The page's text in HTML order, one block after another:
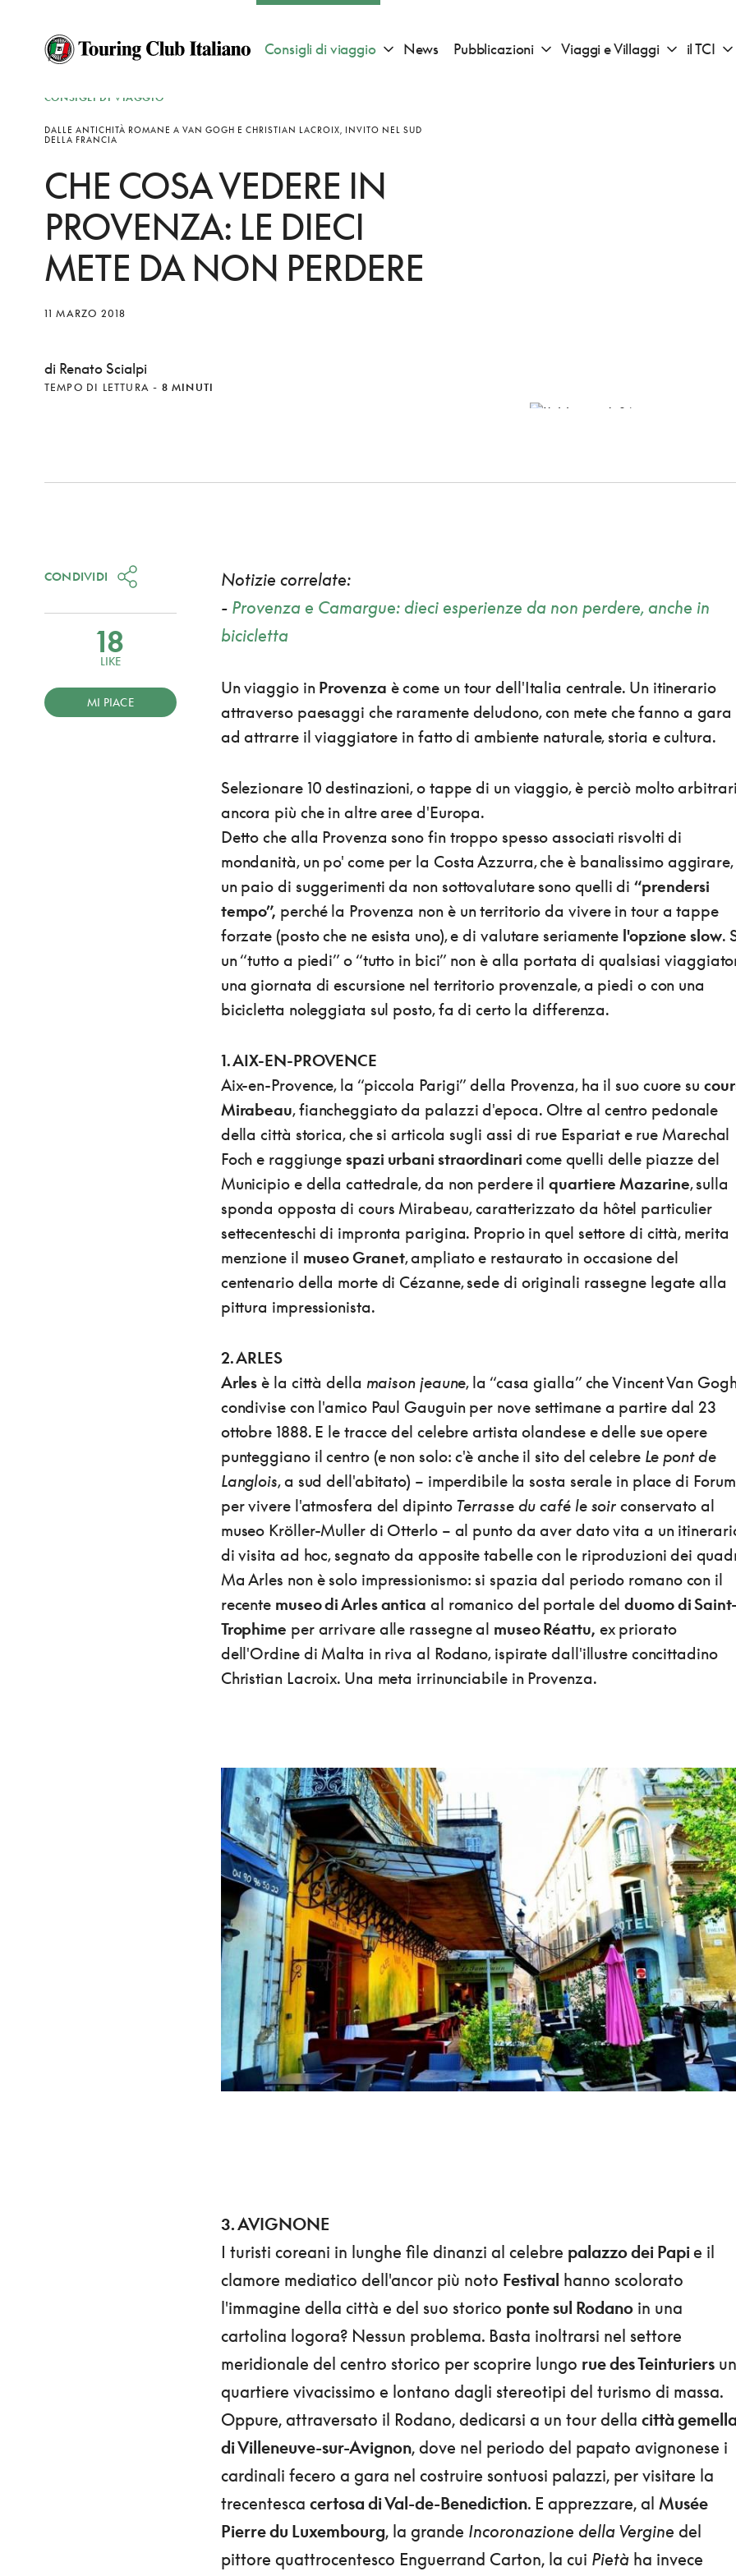
Consigli di viaggio Apri sotto menu "Consigli di viaggio"
News Pubblicazioni Apri sotto menu "Pubblicazioni"
Viaggi e Villaggi Apri sotto
il TCI
CONSIGLI DI VIAGGIO
DALLE ANTICHITÀ ROMANE A VAN GOGH E CHRISTIAN LACROIX, INVITO NEL SUD
DELLA FRANCIA
CHE COSA VEDERE IN
PROVENZA: LE DIECI
METE DA NON PERDERE
11 MARZO 2018
di Renato Scialpi
TEMPO DI LETTURA - 8 MINUTI
Notizie correlate:
- Provenza e Camargue: dieci esperienze da non perdere, anche in
bicicletta
Un viaggio in Provenza è come un tour dell'Italia centrale. Un itinerario
attraverso paesaggi che raramente deludono, con mete che fanno a gara
ad attrarre il viaggiatore in fatto di ambiente naturale, storia e cultura.
Selezionare 10 destinazioni, o tappe di un viaggio, è perciò molto
ancora più che in altre aree d'Europa.
Detto che alla Provenza sono fin troppo spesso associati risvolti di
mondanità, un po' come per la Costa Azzurra, che è banalissimo aggirare,
un paio di suggerimenti da non sottovalutare sono quelli di“prendersi
tempo”, perché la Provenza non è un territorio da vivere in tour a tappe
forzate (posto che ne esista uno), e di valutare seriamente l'opzione slow.
un “tutto a piedi” o “tutto in bici” non è alla portata di qualsiasi
una giornata di escursione nel territorio provenzale, a piedi o con una
bicicletta noleggiata sul posto, fa di certo la differenza.
1. AIX-EN-PROVENCE
Aix-en-Provence, la “piccola Parigi” della Provenza, ha il suo cuore su
Mirabeau, fiancheggiato da palazzi d'epoca. Oltre al centro pedonale
della città storica, che si articola sugli assi di rue Espariat e rue Marechal
Foch e raggiungespazi urbani straordinari come quelli delle piazze del
Municipio e della cattedrale, da non perdere ilquartiere Mazarine, sulla
sponda opposta di cours Mirabeau, caratterizzato da hôtel particulier
settecenteschi di impronta parigina. Proprio in quel settore di città, merita
menzione il museo Granet, ampliato e restaurato in occasione del
centenario della morte di Cézanne, sede di originali rassegne legate alla
pittura impressionista.
2. ARLES
Arles è la città della maison jeaune, la “casa gialla” che Vincent Van
condivise con l'amico Paul Gauguin per nove settimane a partire dal 23
ottobre 1888. E le tracce del celebre artista olandese e delle sue opere
punteggiano il centro (e non solo: c'è anche il sito del celebre Le pont de
Langlois, a sud dell'abitato) – imperdibile la sosta serale in place di Forum
per vivere l'atmosfera del dipinto Terrasse du café le soir conservato al
museo Kröller-Muller di Otterlo – al punto da aver dato vita a un
di visita ad hoc, segnato da apposite tabelle con le riproduzioni dei
Ma Arles non è solo impressionismo: si spazia dal periodo romano con il
recente museo di Arles antica al romanico del portale delduomo di Saint-
Trophime per arrivare alle rassegne al museo Réattu, ex priorato
dell'Ordine di Malta in riva al Rodano, ispirate dall'illustre concittadino
Christian Lacroix. Una meta irrinunciabile in Provenza.
3. AVIGNONE
I turisti coreani in lunghe file dinanzi al celebre palazzo dei Papie il
clamore mediatico dell'ancor più noto Festival hanno scolorato
l'immagine della città e del suo storico ponte sul Rodanoin una
cartolina logora? Nessun problema. Basta inoltrarsi nel settore
meridionale del centro storico per scoprire lungo rue des Teinturiersun
quartiere vivacissimo e lontano dagli stereotipi del turismo di massa.
Oppure, attraversato il Rodano, dedicarsi a un tour della città gemella
di Villeneuve-sur-Avignon, dove nel periodo del papato avignonese i
cardinali fecero a gara nel costruire sontuosi palazzi, per visitare la
trecentesca certosa di Val-de-Benediction. E apprezzare, al Musée
Pierre du Luxembourg, la grande Incoronazione della Vergine del
pittore quattrocentesco Enguerrand Carton, la cui Pietàha invece
CONDIVIDI
18
LIKE
MI PIACE